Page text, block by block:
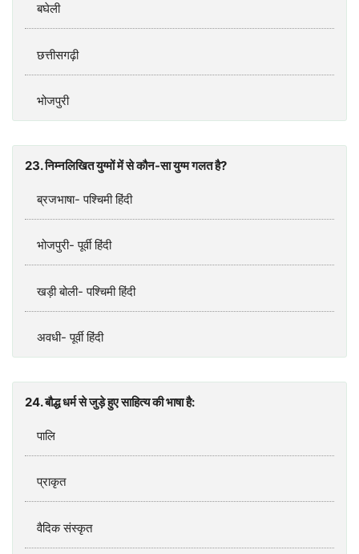
बघेली
छत्तीसगढ़ी
भोजपुरी
23. निम्‍नलिखित युग्‍मों में से कौन-सा युग्‍म गलत है?
ब्रजभाषा- पश्‍चिमी हिंदी
भोजपुरी- पूर्वी हिंदी
खड़ी बोली- पश्‍चिमी हिंदी
अवधी- पूर्वी हिंदी
24. बौद्ध धर्म से जुड़े हुए साहित्‍य की भाषा है:
पालि
प्राकृत
वैदिक संस्‍कृत